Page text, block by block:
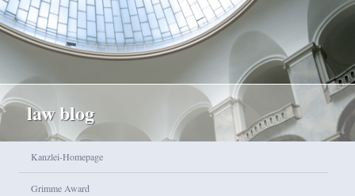
law blog
Zum Inhalt wechseln
Zum sekundären Inhalt wechseln
Kanzlei-Homepage
Grimme Award